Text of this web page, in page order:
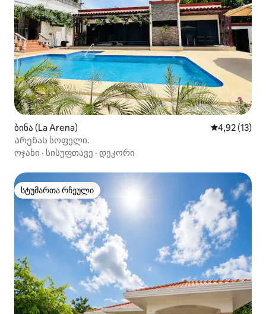
ბინა (La Arena) საშუალო
4,92 (13)
Არენას სოფელი.
ოჯახი · სისუფთავე · დეკორი
სტუმართა რჩეული
სტუმართა რჩეული